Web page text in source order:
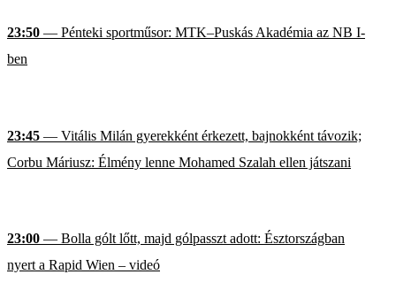
23:50 — Pénteki sportműsor: MTK–Puskás Akadémia az NB I-
ben
23:45 — Vitális Milán gyerekként érkezett, bajnokként távozik;
Corbu Máriusz: Élmény lenne Mohamed Szalah ellen játszani
23:00 — Bolla gólt lőtt, majd gólpasszt adott: Észtországban
nyert a Rapid Wien – videó